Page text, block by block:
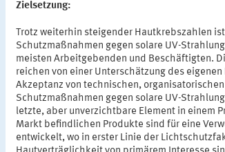
Zielsetzung:
Trotz weiterhin steigender Hautkrebszahlen
Schutzmaßnahmen gegen solare UV-
meisten Arbeitgebenden und Beschäftigten.
reichen von einer Unterschätzung des
Akzeptanz von technischen,
Schutzmaßnahmen gegen solare UV-
letzte, aber unverzichtbare Element in einem
Markt befindlichen Produkte sind für eine
entwickelt, wo in erster Linie der